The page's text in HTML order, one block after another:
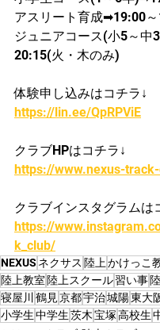
アスリート育成➡19:00
ジュニアコース(小5～中
20:15(火・木のみ)
体験申し込みはコチラ↓
https://lin.ee/QpRPViE
クラブHPはコチラ↓
https://www.nexus-
クラブインスタグラムは
https://
k_club/
NEXUS ネクサス 陸上かけっこ
陸上教室 陸上スクール習い事
寝屋川 鶴見京都宇治城陽東大
小学生中学生茨木宝塚高校生